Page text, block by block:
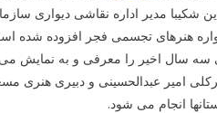
شکیبا مدیر اداره نقاشی دیواری
هنرهای تجسمی فجر افزوده
سه سال اخیر را معرفی و به نمایش می
امیر عبدالحسینی و دبیری هنری
انجام می شود.